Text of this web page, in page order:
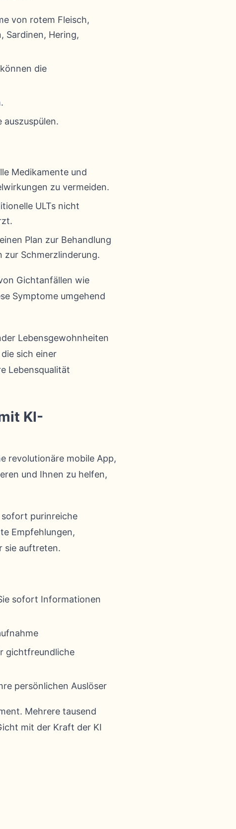
von rotem Fleisch,
Sardinen, Hering,
die
auszuspülen.
Medikamente und
zu vermeiden.
ULTs nicht
Plan zur Behandlung
zur Schmerzlinderung.
Gichtanfällen wie
Symptome umgehend
Lebensgewohnheiten
sich einer
Lebensqualität
KI-
revolutionäre mobile App,
und Ihnen zu helfen,
sofort purinreiche
Empfehlungen,
sie auftreten.
sofort Informationen
gichtfreundliche
persönlichen Auslöser
Mehrere tausend
mit der Kraft der KI